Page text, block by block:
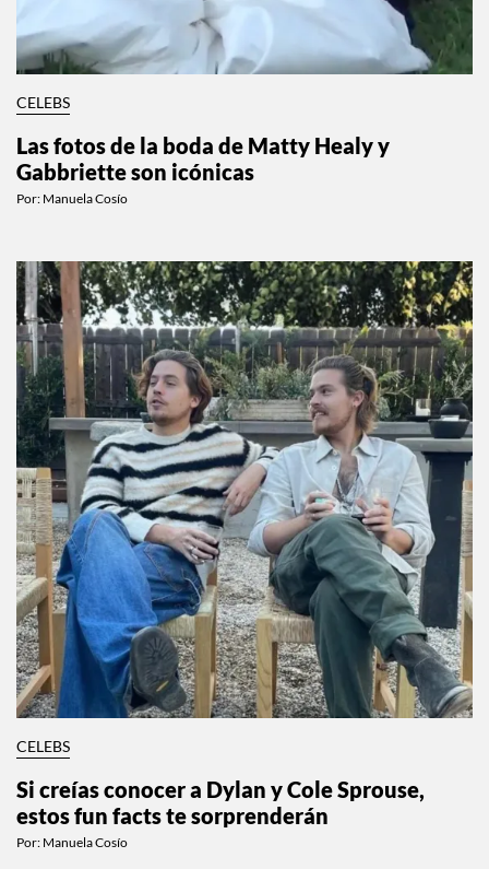
CELEBS
Las fotos de la boda de Matty Healy y
Gabbriette son icónicas
Por: Manuela Cosío
CELEBS
Si creías conocer a Dylan y Cole Sprouse,
estos fun facts te sorprenderán
Por: Manuela Cosío